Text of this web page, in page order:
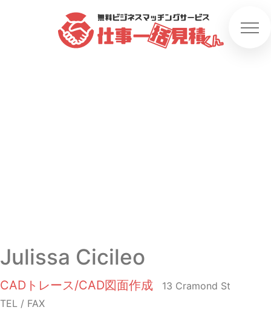
Julissa Cicileo
CADトレース/CAD図面作成
13 Cramond St
TEL / FAX